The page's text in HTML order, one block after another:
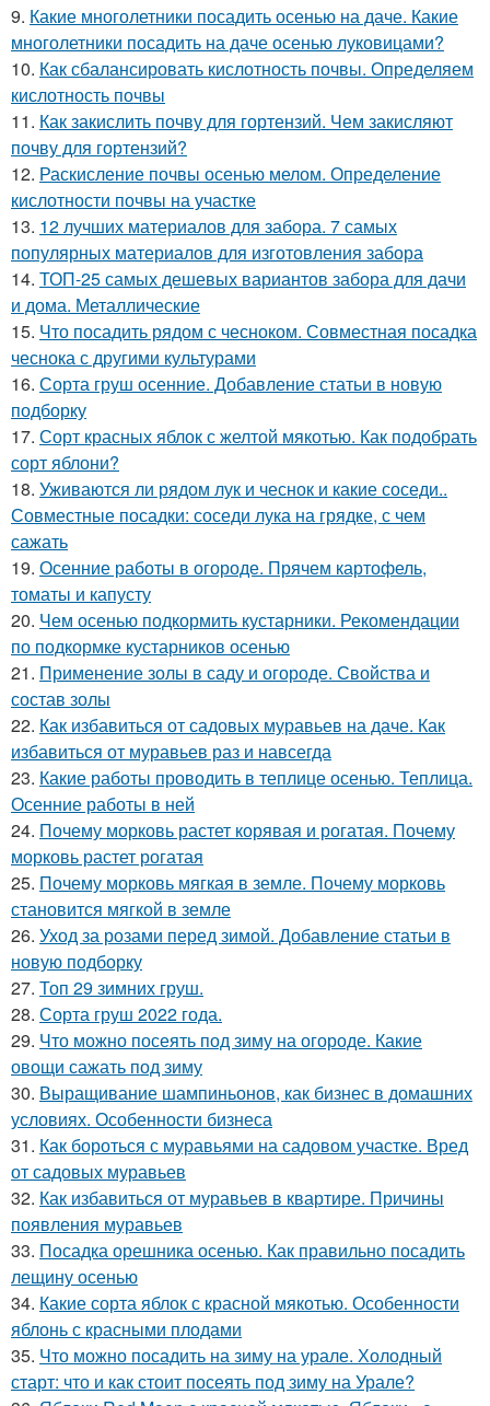
9. Какие многолетники посадить осенью на даче. Какие
многолетники посадить на даче осенью луковицами?
10. Как сбалансировать кислотность почвы. Определяем
кислотность почвы
11. Как закислить почву для гортензий. Чем закисляют
почву для гортензий?
12. Раскисление почвы осенью мелом. Определение
кислотности почвы на участке
13. 12 лучших материалов для забора. 7 самых
популярных материалов для изготовления забора
14. ТОП-25 самых дешевых вариантов забора для дачи
и дома. Металлические
15. Что посадить рядом с чесноком. Совместная посадка
чеснока с другими культурами
16. Сорта груш осенние. Добавление статьи в новую
подборку
17. Сорт красных яблок с желтой мякотью. Как подобрать
сорт яблони?
18. Уживаются ли рядом лук и чеснок и какие соседи..
Совместные посадки: соседи лука на грядке, с чем
сажать
19. Осенние работы в огороде. Прячем картофель,
томаты и капусту
20. Чем осенью подкормить кустарники. Рекомендации
по подкормке кустарников осенью
21. Применение золы в саду и огороде. Свойства и
состав золы
22. Как избавиться от садовых муравьев на даче. Как
избавиться от муравьев раз и навсегда
23. Какие работы проводить в теплице осенью. Теплица.
Осенние работы в ней
24. Почему морковь растет корявая и рогатая. Почему
морковь растет рогатая
25. Почему морковь мягкая в земле. Почему морковь
становится мягкой в земле
26. Уход за розами перед зимой. Добавление статьи в
новую подборку
27. Топ 29 зимних груш.
28. Сорта груш 2022 года.
29. Что можно посеять под зиму на огороде. Какие
овощи сажать под зиму
30. Выращивание шампиньонов, как бизнес в домашних
условиях. Особенности бизнеса
31. Как бороться с муравьями на садовом участке. Вред
от садовых муравьев
32. Как избавиться от муравьев в квартире. Причины
появления муравьев
33. Посадка орешника осенью. Как правильно посадить
лещину осенью
34. Какие сорта яблок с красной мякотью. Особенности
яблонь с красными плодами
35. Что можно посадить на зиму на урале. Холодный
старт: что и как стоит посеять под зиму на Урале?